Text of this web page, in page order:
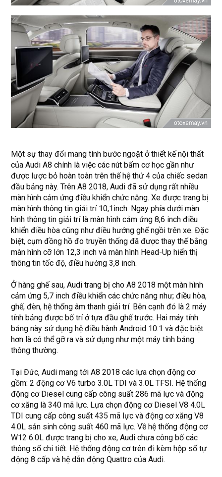
Một sự thay đổi mang tính bước ngoặt ở thiết kế nội thất
của Audi A8 chính là việc các nút bấm cơ học gần như
được lược bỏ hoàn toàn trên thế hệ thứ 4 của chiếc sedan
đầu bảng này. Trên A8 2018, Audi đã sử dụng rất nhiều
màn hình cảm ứng điều khiển chức năng. Xe được trang bị
màn hình thông tin giải trí 10,1inch. Ngay phía dưới màn
hình thông tin giải trí là màn hình cảm ứng 8,6 inch điều
khiển điều hòa cũng như điều hướng ghế ngồi trên xe. Đặc
biệt, cụm đồng hồ đo truyền thống đã được thay thế bằng
màn hình cỡ lớn 12,3 inch và màn hình Head-Up hiển thị
thông tin tốc độ, điều hướng 3,8 inch.
Ở hàng ghế sau, Audi trang bị cho A8 2018 một màn hình
cảm ứng 5,7 inch điều khiển các chức năng như; điều hòa,
ghế, đèn, hệ thống âm thanh giải trí. Bên cạnh đó là 2 máy
tính bảng được bố trí ở tựa đầu ghế trước. Hai máy tính
bảng này sử dụng hệ điều hành Android 10.1 và đặc biệt
hơn là có thể gỡ ra và sử dụng như một máy tính bảng
thông thường.
Tại Đức, Audi mang tới A8 2018 các lựa chọn động cơ
gồm: 2 động cơ V6 turbo 3.0L TDI và 3.0L TFSI. Hệ thống
động cơ Diesel cung cấp công suất 286 mã lực và động
cơ xăng là 340 mã lực. Lựa chọn động cơ Diesel V8 4.0L
TDI cung cấp công suất 435 mã lực và động cơ xăng V8
4.0L sản sinh công suất 460 mã lực. Về hệ thống động cơ
W12 6.0L được trang bị cho xe, Audi chưa công bố các
thông số chi tiết. Hệ thống động cơ trên đi kèm hộp số tự
động 8 cấp và hệ dẫn động Quattro của Audi.